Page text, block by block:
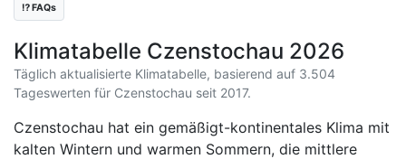
⁉️ FAQs
Klimatabelle Czenstochau 2026
Täglich aktualisierte Klimatabelle, basierend auf 3.504
Tageswerten für Czenstochau seit 2017.
Czenstochau hat ein gemäßigt-kontinentales Klima mit
kalten Wintern und warmen Sommern, die mittlere